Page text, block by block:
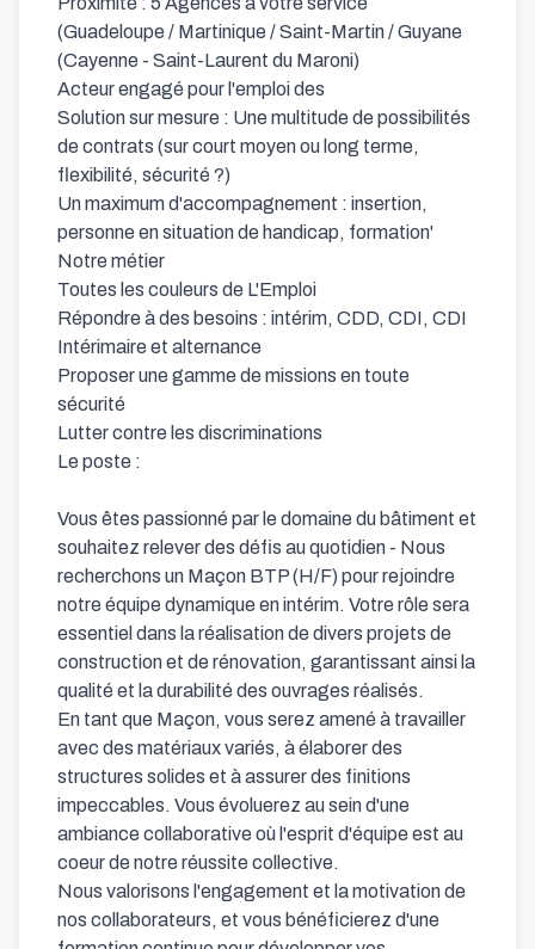
(Guadeloupe / Martinique / Saint-Martin / Guyane
(Cayenne - Saint-Laurent du Maroni)
Acteur engagé pour l'emploi des
Solution sur mesure : Une multitude de possibilités
de contrats (sur court moyen ou long terme,
flexibilité, sécurité ?)
Un maximum d'accompagnement : insertion,
personne en situation de handicap, formation'
Notre métier
Toutes les couleurs de L'Emploi
Répondre à des besoins : intérim, CDD, CDI, CDI
Intérimaire et alternance
Proposer une gamme de missions en toute
sécurité
Lutter contre les discriminations
Le poste :
Vous êtes passionné par le domaine du bâtiment et
souhaitez relever des défis au quotidien - Nous
recherchons un Maçon BTP (H/F) pour rejoindre
notre équipe dynamique en intérim. Votre rôle sera
essentiel dans la réalisation de divers projets de
construction et de rénovation, garantissant ainsi la
qualité et la durabilité des ouvrages réalisés.
En tant que Maçon, vous serez amené à travailler
avec des matériaux variés, à élaborer des
structures solides et à assurer des finitions
impeccables. Vous évoluerez au sein d'une
ambiance collaborative où l'esprit d'équipe est au
coeur de notre réussite collective.
Nous valorisons l'engagement et la motivation de
nos collaborateurs, et vous bénéficierez d'une